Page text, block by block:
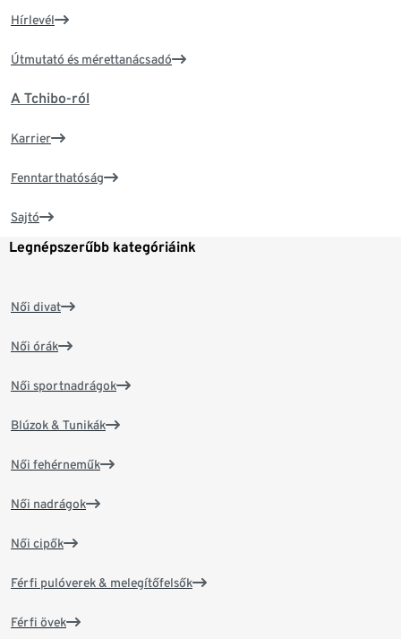
Hírlevél
Útmutató és mérettanácsadó
A Tchibo-ról
Karrier
Fenntarthatóság
Sajtó
Legnépszerűbb kategóriáink
Női divat
Női órák
Női sportnadrágok
Blúzok & Tunikák
Női fehérneműk
Női nadrágok
Női cipők
Férfi pulóverek & melegítőfelsők
Férfi övek